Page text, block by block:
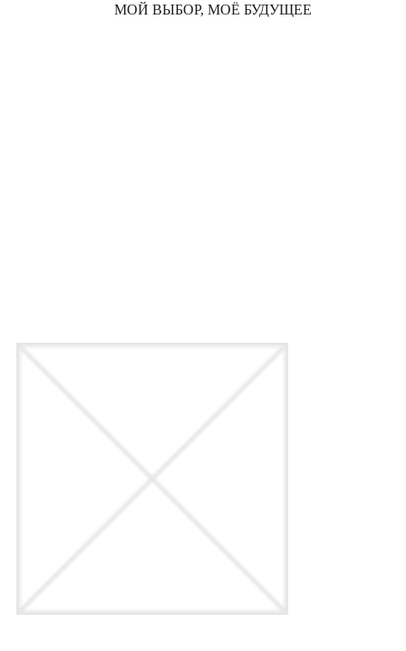
МОЙ ВЫБОР, МОЁ БУДУЩЕЕ